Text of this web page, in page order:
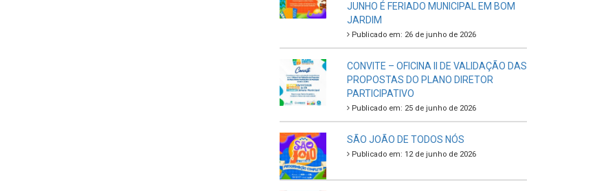
JUNHO É FERIADO MUNICIPAL EM BOM
JARDIM
Publicado em: 26 de junho de 2026
CONVITE – OFICINA II DE VALIDAÇÃO DAS
PROPOSTAS DO PLANO DIRETOR
PARTICIPATIVO
Publicado em: 25 de junho de 2026
SÃO JOÃO DE TODOS NÓS
Publicado em: 12 de junho de 2026